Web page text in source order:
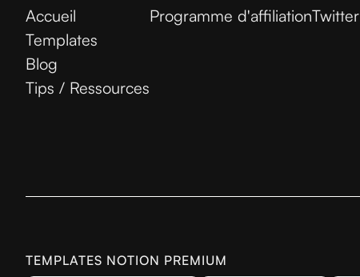
Accueil
Templates
Blog
Tips / Ressources
Programme d'affiliationTwitter
TEMPLATES NOTION PREMIUM